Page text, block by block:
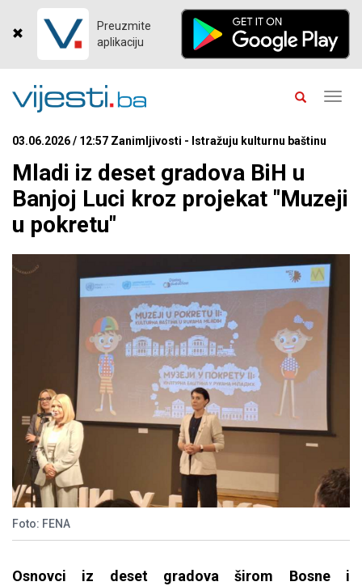
Preuzmite
aplikaciju
03.06.2026 / 12:57 Zanimljivosti - Istražuju kulturnu baštinu
Mladi iz deset gradova BiH u
Banjoj Luci kroz projekat "Muzeji
u pokretu"
Foto: FENA
Osnovci iz deset gradova širom Bosne i